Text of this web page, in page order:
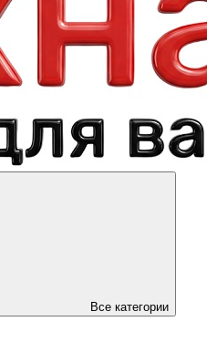
Все категории